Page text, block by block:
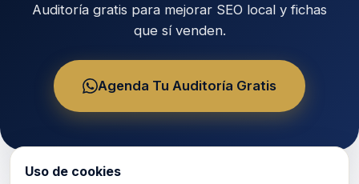
Auditoría gratis para mejorar SEO local y fichas
que sí venden.
Agenda Tu Auditoría Gratis
Uso de cookies